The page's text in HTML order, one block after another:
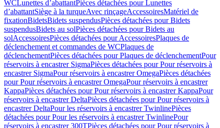
WCLunettes d’abattantPièces détachées pour Lunettes
d’abattantSiège à la turqueAvec rinçageAccessoiresMatériel de
fixationBidetsBidets suspendusPièces détachées pour Bidets
suspendusBidets au solPièces détachées pour Bidets au
solAccessoiresPièces détachées pour AccessoiresPlaques de
déclenchement et commandes de WCPlaques de
déclenchementPièces détachées pour Plaques de déclenchementPour
réservoirs à encastrer SigmaPièces détachées pour Pour réservoirs à
encastrer SigmaPour réservoirs à encastrer OmegaPièces détachées
pour Pour réservoirs à encastrer OmegaPour réservoirs à encastrer
KappaPièces détachées pour Pour réservoirs à encastrer KappaPour
réservoirs à encastrer DeltaPièces détachées pour Pour réservoirs à
encastrer DeltaPour les réservoirs à encastrer TwinlinePièces
détachées pour Pour les réservoirs à encastrer TwinlinePour
réservoirs à encastrer 300TPièces détachées pour Pour réservoirs à